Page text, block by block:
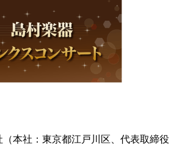
本社：東京都江戸川区、代表取締役